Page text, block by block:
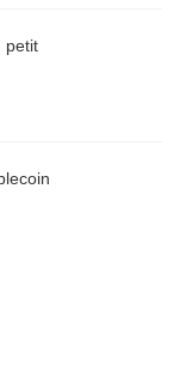
petit